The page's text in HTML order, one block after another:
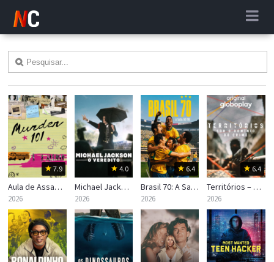
7.9
Aula de Assassinato
2026
4.0
Michael Jackson: O Veredito
2026
6.4
Brasil 70: A Saga do Tri
2026
6.4
Territórios – Sob o Domínio do Crime
2026